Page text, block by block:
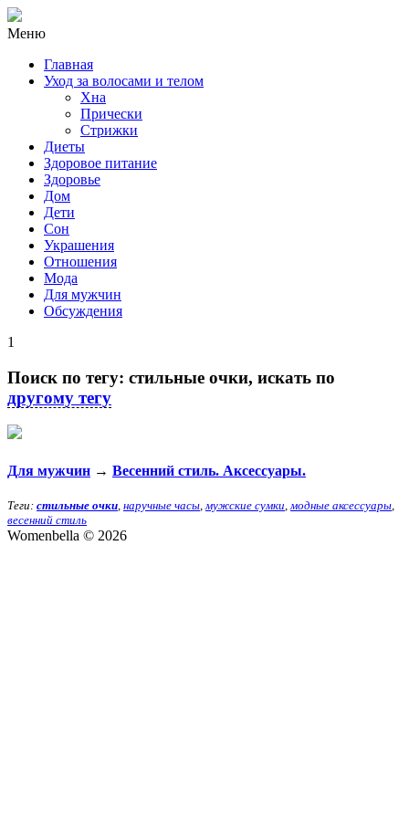
Mеню
Главная
Уход за волосами и телом
Хна
Прически
Стрижки
Диеты
Здоровое питание
Здоровье
Дом
Дети
Сон
Украшения
Отношения
Мода
Для мужчин
Обсуждения
1
Поиск по тегу: стильные очки, искать по
другому тегу
Для мужчин → Весенний стиль. Аксессуары.
Теги: стильные очки наручные часы мужские сумки модные аксессуары
весенний стиль
Womenbella © 2026